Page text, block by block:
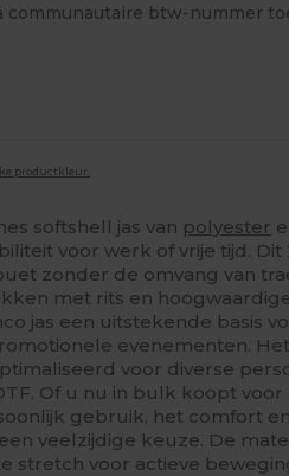
communautaire btw-nummer
productkleur.
softshell jas van polyester
voor werk of vrije tijd.
zonder de omvang van
met rits en
jas een uitstekende basis
evenementen.
voor diverse
Of u nu in bulk koopt
gebruik, het comfort
veelzijdige keuze. De
stretch voor actieve